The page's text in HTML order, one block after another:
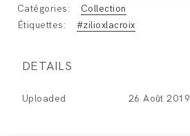
Catégories:
Collection
Étiquettes:
#zilioxlacroix
DETAILS
Uploaded 26 Août 2019